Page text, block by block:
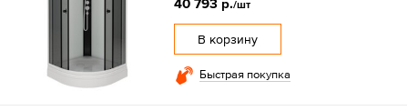
40 793 р./шт
В корзину
Быстрая покупка